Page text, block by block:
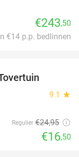
€243,50
€14 p.p. bedlinnen
9.1 star
Regulier €24,95
€16,50